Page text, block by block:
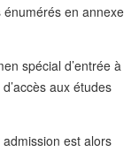
énumérés en annexe
spécial d’entrée à
aux études
est alors